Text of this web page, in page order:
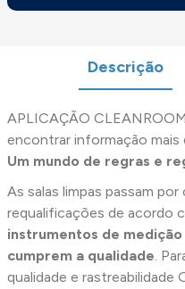
Descrição
APLICAÇÃO
encontrar informação mais
Um mundo de regras e
As salas limpas passam
requalificações de acordo
instrumentos de
cumprem a qualidade.
qualidade e rastreabilidade